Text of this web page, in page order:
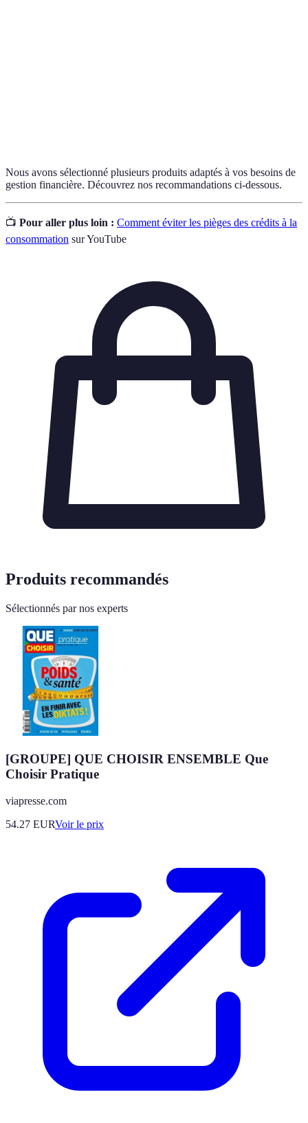
Nous avons sélectionné plusieurs produits adaptés à vos besoins de
gestion financière. Découvrez nos recommandations ci-dessous.
📺 Pour aller plus loin : Comment éviter les pièges des crédits à la
consommation sur YouTube
Produits recommandés
Sélectionnés par nos experts
[GROUPE] QUE CHOISIR ENSEMBLE Que
Choisir Pratique
viapresse.com
54.27 EURVoir le prix